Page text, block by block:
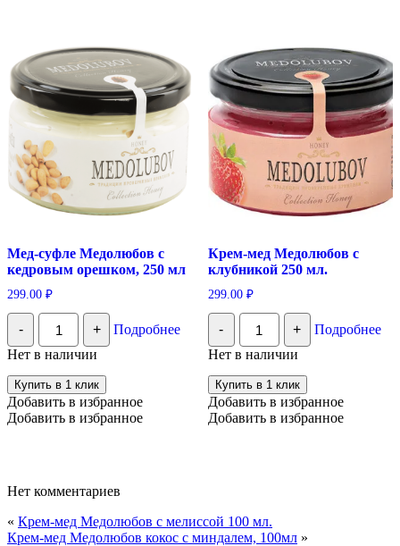
Мед-суфле Медолюбов с
кедровым орешком, 250 мл
299.00 ₽
-
Количество
Мед-
суфле
Медолюбов
с
кедровым
орешком,
250
+
Подробнее
Нет в наличии
Купить в 1 клик
Добавить в избранное
Добавить в избранное
Крем-мед Медолюбов с
клубникой 250 мл.
299.00 ₽
-
Количество
Крем-
мед
Медолюбов
с
клубникой
250
мл.
+
Подробнее
Нет в наличии
Купить в 1 клик
Добавить в избранное
Добавить в избранное
Нет комментариев
« Крем-мед Медолюбов с мелиссой 100 мл.
Крем-мед Медолюбов кокос с миндалем, 100мл »